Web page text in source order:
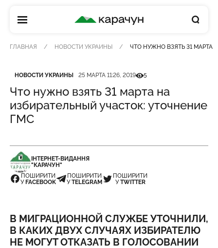
КАРАЧУН
ГЛАВНАЯ НОВОСТИ УКРАИНЫ ЧТО НУЖНО ВЗЯТЬ 31 МАРТА
Категория
НОВОСТИ УКРАИНЫ
Дата публикации 25 МАРТА 11:26, 2019Кількість переглядів
5
Что нужно взять 31 марта на
избирательный участок: уточнение
ГМС
ІНТЕРНЕТ-ВИДАННЯ
"КАРАЧУН"
ПОШИРИТИ
У FACEBOOK
ПОШИРИТИ
УTELEGRAM
ПОШИРИТИ
УTWITTER
В МИГРАЦИОННОЙ СЛУЖБЕ УТОЧНИЛИ,
В КАКИХ ДВУХ СЛУЧАЯХ ИЗБИРАТЕЛЮ
НЕ МОГУТ ОТКАЗАТЬ В ГОЛОСОВАНИИ